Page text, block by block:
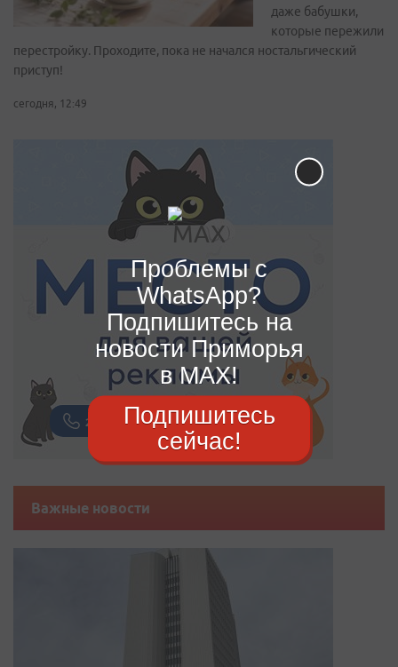
даже бабушки,
которые пережили
перестройку. Проходите, пока не начался ностальгический
приступ!
сегодня, 12:49
Важные новости
Проблемы с
WhatsApp?
Подпишитесь на
новости Приморья
в MAX!
Подпишитесь
сейчас!